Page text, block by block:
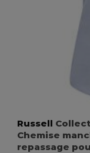
Russell
Chemise
repassage